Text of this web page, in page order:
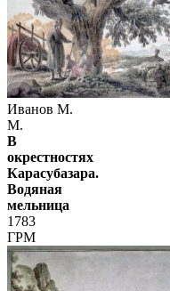
Иванов М.
М.
В
окрестностях
Карасубазара.
Водяная
мельница
1783
ГРМ